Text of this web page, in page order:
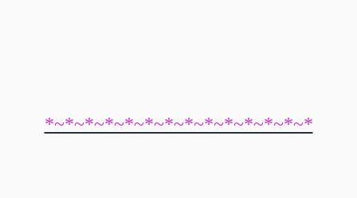
*~*~*~*~*~*~*~*~*~*~*~*~*~*